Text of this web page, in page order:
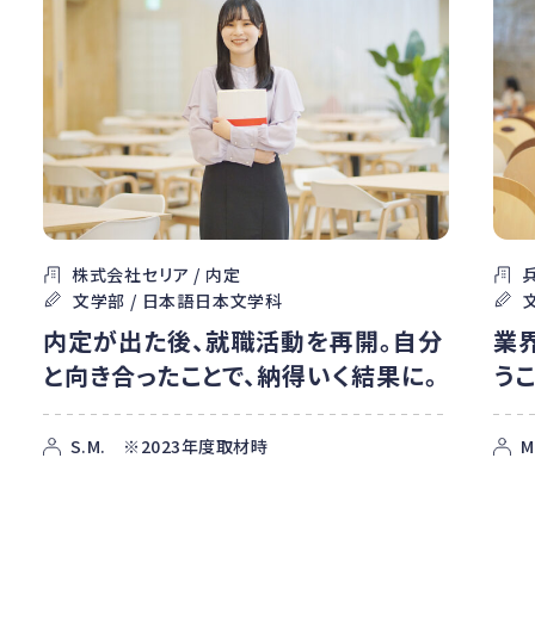
株式会社セリア / 内定
文学部 / 日本語日本文学科
内定が出た後、就職活動を再開。自分
と向き合ったことで、納得いく結果に。
S.M. ※2023年度取材時
業
う